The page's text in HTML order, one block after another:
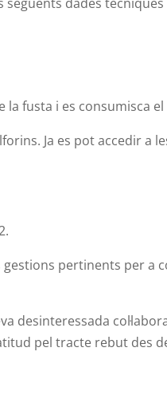
fusta i es consumisca
Ja es pot accedir a
pertinents per a
desinteressada
pel tracte rebut des